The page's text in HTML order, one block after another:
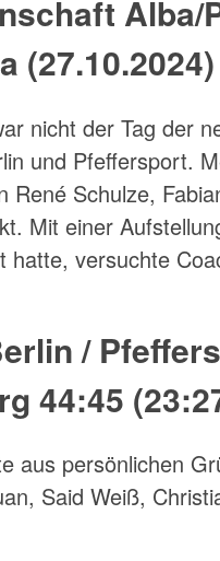
(27.10.2024)
nicht der Tag der
und Pfeffersport.
René Schulze,
Mit einer
hatte, versuchte
/
44:45
aus persönlichen
Said Weiß,